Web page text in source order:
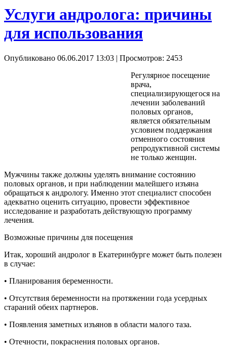
Услуги андролога: причины
для использования
Опубликовано 06.06.2017 13:03 | Просмотров: 2453
Регулярное посещение
врача,
специализирующегося на
лечении заболеваний
половых органов,
является обязательным
условием поддержания
отменного состояния
репродуктивной системы
не только женщин.
Мужчины также должны уделять внимание состоянию
половых органов, и при наблюдении малейшего изъяна
обращаться к андрологу. Именно этот специалист способен
адекватно оценить ситуацию, провести эффективное
исследование и разработать действующую программу
лечения.
Возможные причины для посещения
Итак, хороший андролог в Екатеринбурге может быть полезен
в случае:
• Планирования беременности.
• Отсутствия беременности на протяжении года усердных
стараний обеих партнеров.
• Появления заметных изъянов в области малого таза.
• Отечности, покраснения половых органов.